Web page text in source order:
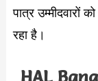
पात्र
रहा है।
HAL